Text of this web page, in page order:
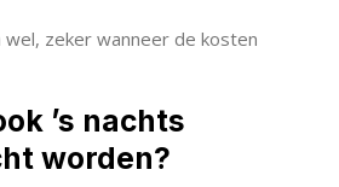
zeker wanneer de kosten
’s nachts
worden?